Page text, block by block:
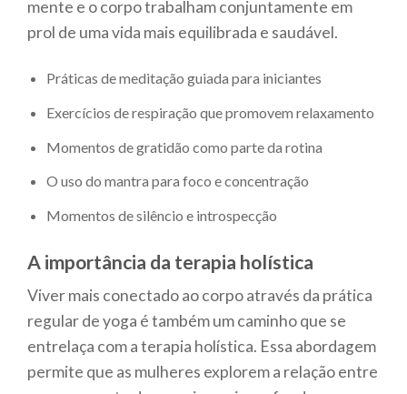
mente e o corpo trabalham conjuntamente em
prol de uma vida mais equilibrada e saudável.
Práticas de meditação guiada para iniciantes
Exercícios de respiração que promovem relaxamento
Momentos de gratidão como parte da rotina
O uso do mantra para foco e concentração
Momentos de silêncio e introspecção
A importância da terapia holística
Viver mais conectado ao corpo através da prática
regular de yoga é também um caminho que se
entrelaça com a terapia holística. Essa abordagem
permite que as mulheres explorem a relação entre